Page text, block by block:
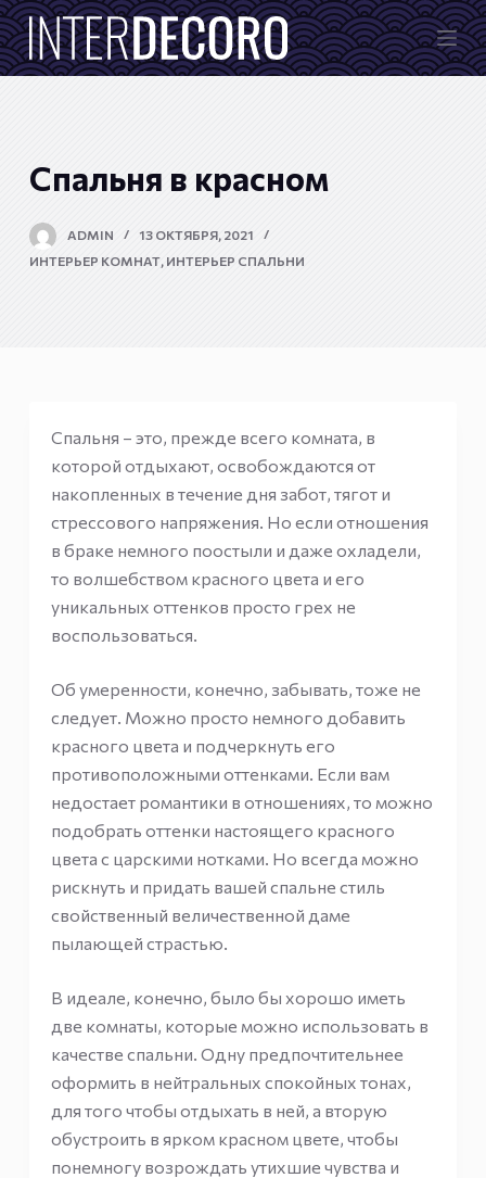
П
е
р
Спальня в красном
ADMIN
13 ОКТЯБРЯ, 2021
ИНТЕРЬЕР КОМНАТ, ИНТЕРЬЕР СПАЛЬНИ
Спальня – это, прежде всего комната, в
которой отдыхают, освобождаются от
накопленных в течение дня забот, тягот и
стрессового напряжения. Но если отношения
в браке немного поостыли и даже охладели,
то волшебством красного цвета и его
уникальных оттенков просто грех не
воспользоваться.
Об умеренности, конечно, забывать, тоже не
следует. Можно просто немного добавить
красного цвета и подчеркнуть его
противоположными оттенками. Если вам
недостает романтики в отношениях, то можно
подобрать оттенки настоящего красного
цвета с царскими нотками. Но всегда можно
рискнуть и придать вашей спальне стиль
свойственный величественной даме
пылающей страстью.
В идеале, конечно, было бы хорошо иметь
две комнаты, которые можно использовать в
качестве спальни. Одну предпочтительнее
оформить в нейтральных спокойных тонах,
для того чтобы отдыхать в ней, а вторую
обустроить в ярком красном цвете, чтобы
понемногу возрождать утихшие чувства и